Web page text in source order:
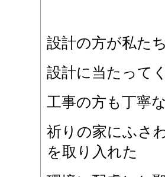
設計の方が私た
設計に当たって
工事の方も丁寧
祈りの家にふさ
を取り入れた